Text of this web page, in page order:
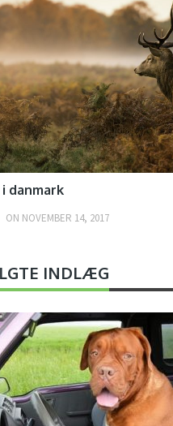
danmark
ON NOVEMBER 14, 2017
INDLÆG